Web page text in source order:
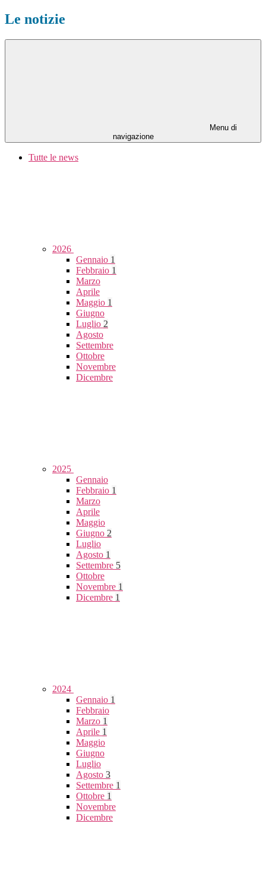
Le notizie
Menu di
navigazione
Tutte le news
2026
Gennaio 1
Febbraio 1
Marzo
Aprile
Maggio 1
Giugno
Luglio 2
Agosto
Settembre
Ottobre
Novembre
Dicembre
2025
Gennaio
Febbraio 1
Marzo
Aprile
Maggio
Giugno 2
Luglio
Agosto 1
Settembre 5
Ottobre
Novembre 1
Dicembre 1
2024
Gennaio 1
Febbraio
Marzo 1
Aprile 1
Maggio
Giugno
Luglio
Agosto 3
Settembre 1
Ottobre 1
Novembre
Dicembre